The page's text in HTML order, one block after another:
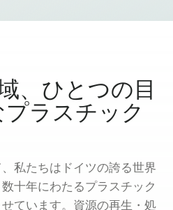
、ひとつの目
ラスチック
私たちはドイツの誇る世界
十年にわたるプラスチック
ています。資源の再生・処